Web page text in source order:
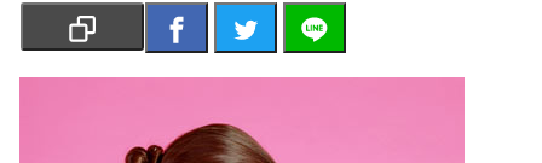
ข่าว
บันเทิง